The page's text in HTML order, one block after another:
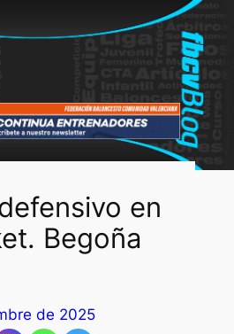
en
Begoña
de 2025